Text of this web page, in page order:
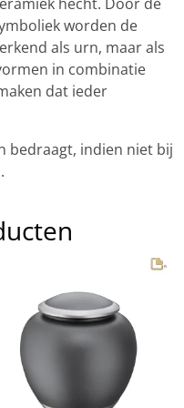
worden de
als urn, maar als
in combinatie
dat ieder
bedraagt, indien niet bij